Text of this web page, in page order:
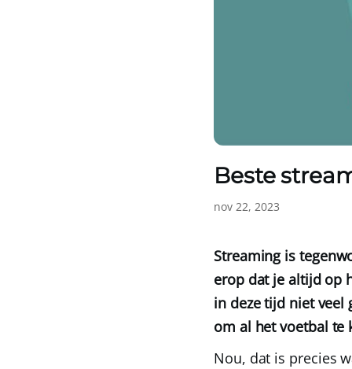
Beste
nov 22, 2023
Streaming is
erop dat je altijd op
in deze tijd niet veel
om al het voetbal te
Nou, dat is precies